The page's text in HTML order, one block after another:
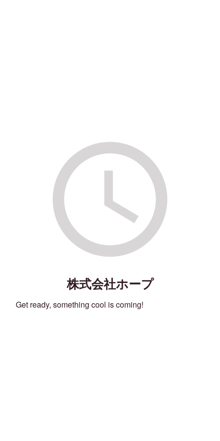
株式会社ホープ
Get ready, something cool is coming!